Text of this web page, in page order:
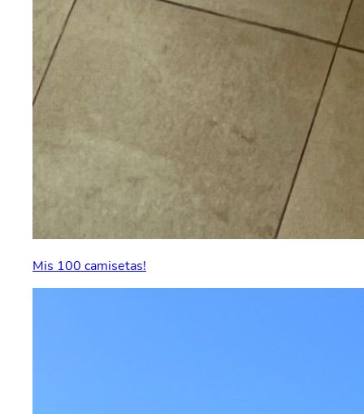
Mis 100 camisetas!